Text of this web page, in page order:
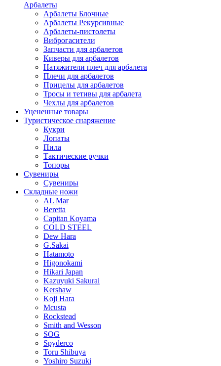
Арбалеты
Арбалеты Блочные
Арбалеты Рекурсивные
Арбалеты-пистолеты
Виброгасители
Запчасти для арбалетов
Киверы для арбалетов
Натяжители плеч для арбалета
Плечи для арбалетов
Прицелы для арбалетов
Тросы и тетивы для арбалета
Чехлы для арбалетов
Уцененные товары
Туристическое снаряжение
Кукри
Лопаты
Пила
Тактические ручки
Топоры
Сувениры
Сувениры
Складные ножи
AL Mar
Beretta
Capitan Koyama
COLD STEEL
Dew Hara
G.Sakai
Hatamoto
Higonokami
Hikari Japan
Kazuyuki Sakurai
Kershaw
Koji Hara
Mcusta
Rockstead
Smith and Wesson
SOG
Spyderco
Toru Shibuya
Yoshiro Suzuki